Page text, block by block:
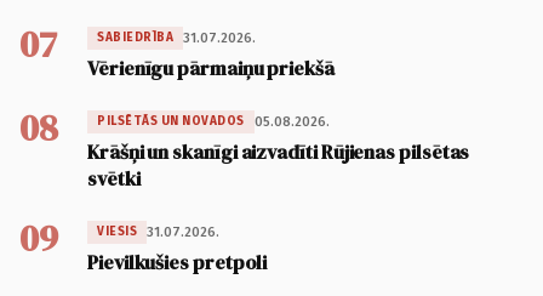
07 SABIEDRĪBA 31.07.2026.
Vērienīgu pārmaiņu priekšā
08 PILSĒTĀS UN NOVADOS 05.08.2026.
Krāšņi un skanīgi aizvadīti Rūjienas pilsētas
svētki
09 VIESIS 31.07.2026.
Pievilkušies pretpoli